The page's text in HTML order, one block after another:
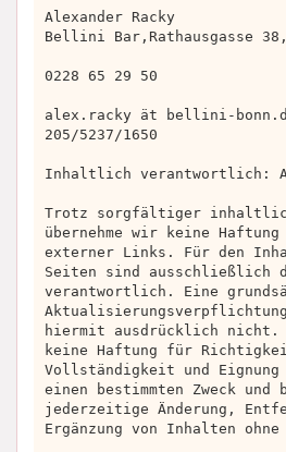
Alexander Racky
Bellini Bar,Rathausgasse 38,
0228 65 29 50
alex.racky ät bellini-
205/5237/1650
Inhaltlich verantwortlich:
Trotz sorgfältiger
übernehme wir keine
externer Links. Für den
Seiten sind ausschließlich
verantwortlich. Eine
Aktualisierungsverpflichtung
hiermit ausdrücklich nicht.
keine Haftung für
Vollständigkeit und
einen bestimmten Zweck und
jederzeitige Änderung,
Ergänzung von Inhalten ohne